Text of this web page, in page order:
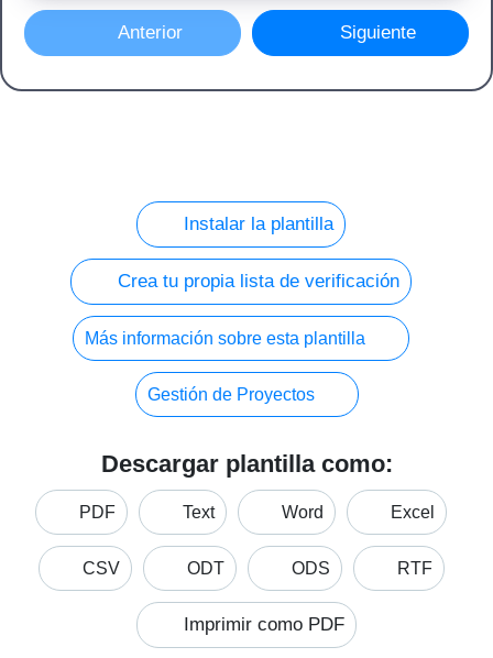
Anterior Siguiente
Instalar la plantilla
Crea tu propia lista de verificación
Más información sobre esta plantilla
Gestión de Proyectos
Descargar plantilla como:
PDF Text Word Excel
CSV ODT ODS RTF
Imprimir como PDF